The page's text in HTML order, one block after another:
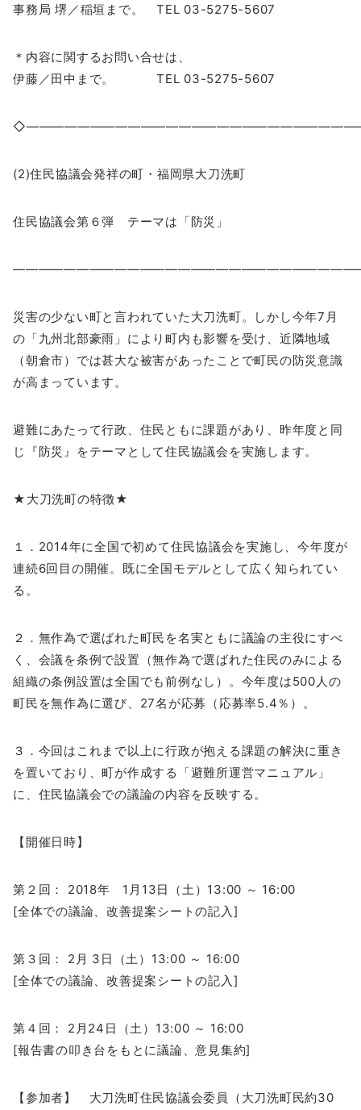
事務局 堺／稲垣まで。 TEL 03-5275-5607
＊内容に関するお問い合せは、
伊藤／田中まで。 TEL 03-5275-5607
(2)住民協議会発祥の町・福岡県大刀洗町
住民協議会第６弾 テーマは「防災」
災害の少ない町と言われていた大刀洗町。しかし今年7月
の「九州北部豪雨」により町内も影響を受け、近隣地域
（朝倉市）では甚大な被害があったことで町民の防災意識
が高まっています。
避難にあたって行政、住民ともに課題があり、昨年度と同
じ『防災』をテーマとして住民協議会を実施します。
★大刀洗町の特徴★
１．2014年に全国で初めて住民協議会を実施し、今年度が
連続6回目の開催。既に全国モデルとして広く知られてい
る。
２．無作為で選ばれた町民を名実ともに議論の主役にすべ
く、会議を条例で設置（無作為で選ばれた住民のみによる
組織の条例設置は全国でも前例なし）。今年度は500人の
町民を無作為に選び、27名が応募（応募率5.4％）。
３．今回はこれまで以上に行政が抱える課題の解決に重き
を置いており、町が作成する「避難所運営マニュアル」
に、住民協議会での議論の内容を反映する。
【開催日時】
第２回： 2018年 1月13日（土）13:00 ～ 16:00
[全体での議論、改善提案シートの記入]
第３回： 2月 3日（土）13:00 ～ 16:00
[全体での議論、改善提案シートの記入]
第４回： 2月24日（土）13:00 ～ 16:00
[報告書の叩き台をもとに議論、意見集約]
【参加者】 大刀洗町住民協議会委員（大刀洗町民約30